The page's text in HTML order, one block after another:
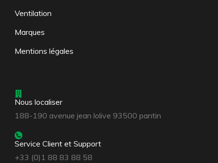
Ventilation
Marques
Mentions légales
Nous localiser
188-190 avenue jean lolive 93500 pantin
Service Client et Support
+33 (0)1 88 83 88 58